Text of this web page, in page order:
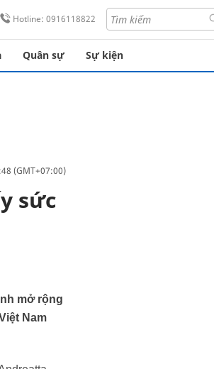
Hotline: 0916118822
Quân sự Sự kiện
(GMT+07:00)
sức
mở rộng
Nam